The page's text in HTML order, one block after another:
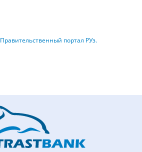
Правительственный портал РУз.